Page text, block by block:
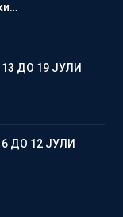
ДО 19 ЈУЛИ
ДО 12 ЈУЛИ